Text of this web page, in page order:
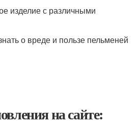
изделие с различными
о вреде и пользе пельменей
на сайте: